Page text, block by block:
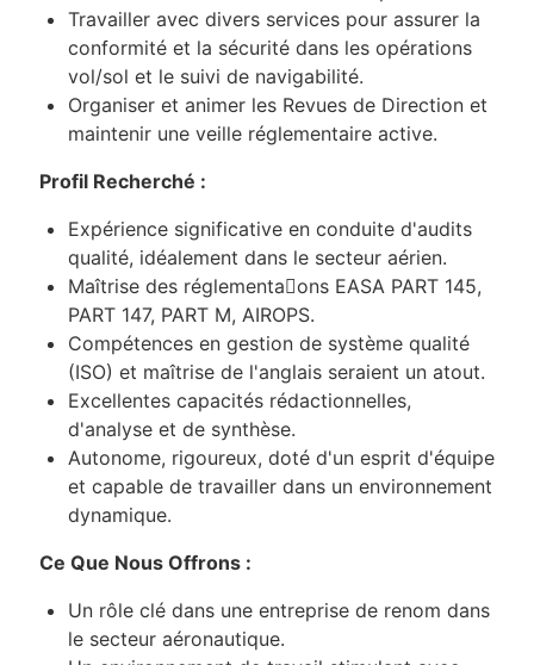
Travailler avec divers services pour assurer la
conformité et la sécurité dans les opérations
vol/sol et le suivi de navigabilité.
Organiser et animer les Revues de Direction et
maintenir une veille réglementaire active.
Profil Recherché :
Expérience significative en conduite d'audits
qualité, idéalement dans le secteur aérien.
Maîtrise des réglementa􀆟ons EASA PART 145,
PART 147, PART M, AIROPS.
Compétences en gestion de système qualité
(ISO) et maîtrise de l'anglais seraient un atout.
Excellentes capacités rédactionnelles,
d'analyse et de synthèse.
Autonome, rigoureux, doté d'un esprit d'équipe
et capable de travailler dans un environnement
dynamique.
Ce Que Nous Offrons :
Un rôle clé dans une entreprise de renom dans
le secteur aéronautique.